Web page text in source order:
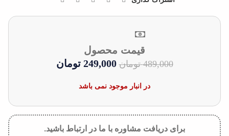
قیمت محصول
489,000 تومان 249,000 تومان
در انبار موجود نمی باشد
برای دریافت مشاوره با ما در ارتباط باشید.